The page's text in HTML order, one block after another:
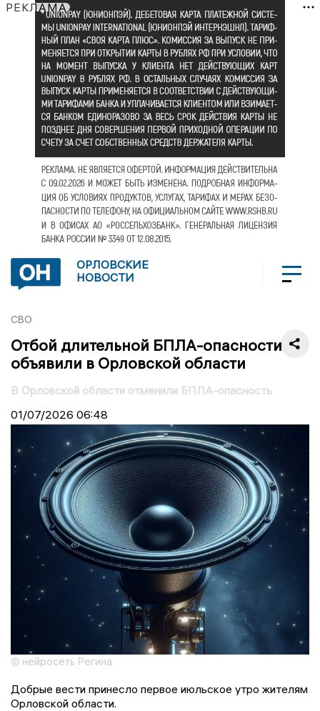
РЕКЛАМА
ОРЛОВСКИЕ
НОВОСТИ
СВО
Отбой длительной БПЛА-опасности
объявили в Орловской области
В Орловской области отменили БПЛА-опасность
01/07/2026 06:48
© нейросеть Регина
Добрые вести принесло первое июльское утро жителям
Орловской области.